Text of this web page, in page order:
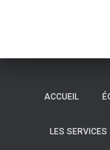
ACCUEIL
LES SERVICES